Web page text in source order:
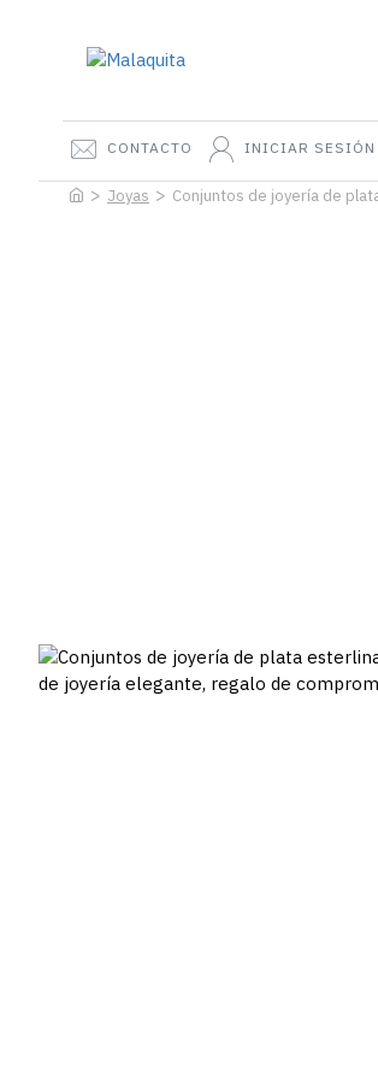
CONTACTO INICIAR SESIÓN
Joyas Conjuntos de joyería de